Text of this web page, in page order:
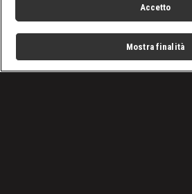
Accetto
Mostra finalità